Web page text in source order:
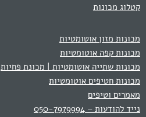
קטלוג מכונות
מכונות מזון אוטומטיות
מכונות קפה אוטומטיות
מכונות שתייה אוטומטיות | מכונת פחיות
מכונות חטיפים אוטומטיות
מאמרים וטיפים
נייד להודעות – 050-7979994